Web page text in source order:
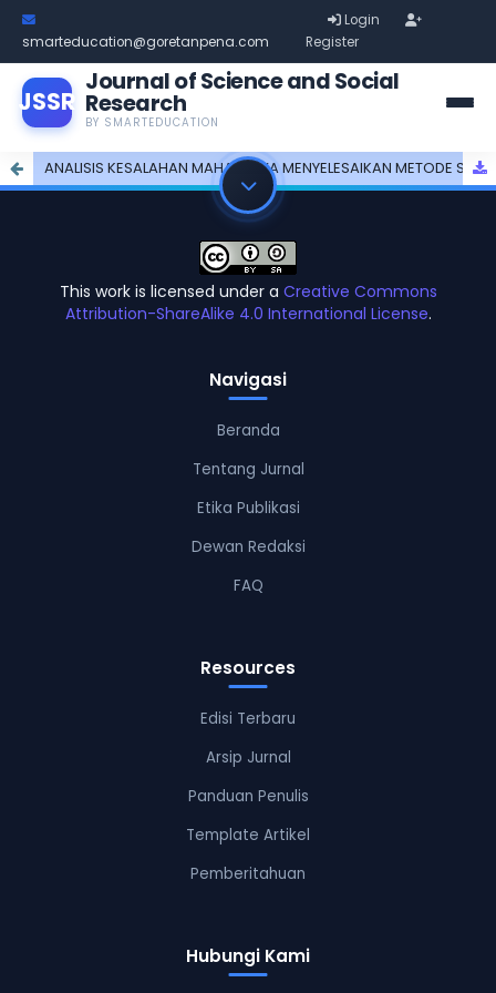
smarteducation@goretanpena.com
Login
Register
JSSR
Journal of Science and Social
Research
BY SMARTEDUCATION
ANALISIS KESALAHAN MAHASISWA MENYELESAIKAN METODE SIMPLEKS PADA TUTORIAL ONLINE UNIVERSITAS TERBUKA
This work is licensed under a Creative Commons
Attribution-ShareAlike 4.0 International License.
Navigasi
Beranda
Tentang Jurnal
Etika Publikasi
Dewan Redaksi
FAQ
Resources
Edisi Terbaru
Arsip Jurnal
Panduan Penulis
Template Artikel
Pemberitahuan
Hubungi Kami